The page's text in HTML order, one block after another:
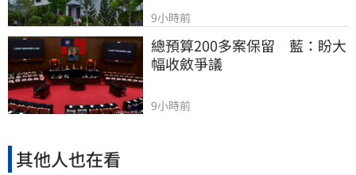
9小時前
總預算200多案保留　藍：盼大
幅收斂爭議
9小時前
其他人也在看